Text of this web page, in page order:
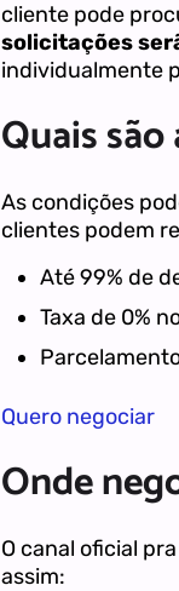
cliente pode
solicitações
individualmente
Quais
As condições
clientes podem
Até 99% de
Taxa de 0%
Quero negociar
Onde
O canal oficial
assim: